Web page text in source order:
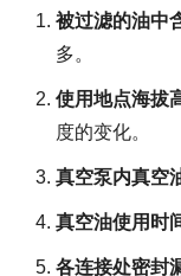
被过滤的油中
多。
使用地点海拔
度的变化。
真空泵内真空
真空油使用时
各连接处密封